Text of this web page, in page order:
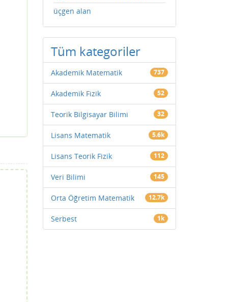
üçgen alan
Tüm kategoriler
Akademik Matematik 737
Akademik Fizik 52
Teorik Bilgisayar Bilimi 32
Lisans Matematik 5.6k
Lisans Teorik Fizik 112
Veri Bilimi 145
Orta Öğretim Matematik 12.7k
Serbest 1k